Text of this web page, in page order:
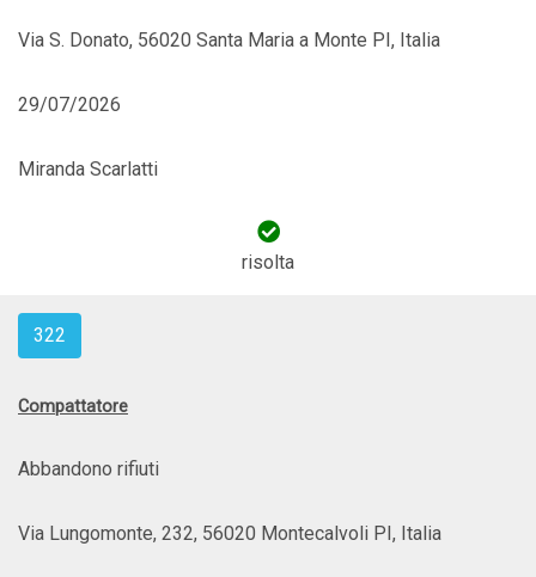
Via S. Donato, 56020 Santa Maria a Monte PI, Italia
29/07/2026
Miranda Scarlatti
risolta
322
Compattatore
Abbandono rifiuti
Via Lungomonte, 232, 56020 Montecalvoli PI, Italia